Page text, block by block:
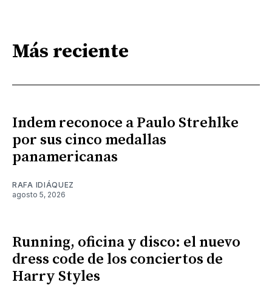
Más reciente
Indem reconoce a Paulo Strehlke
por sus cinco medallas
panamericanas
RAFA IDIÁQUEZ
agosto 5, 2026
Running, oficina y disco: el nuevo
dress code de los conciertos de
Harry Styles